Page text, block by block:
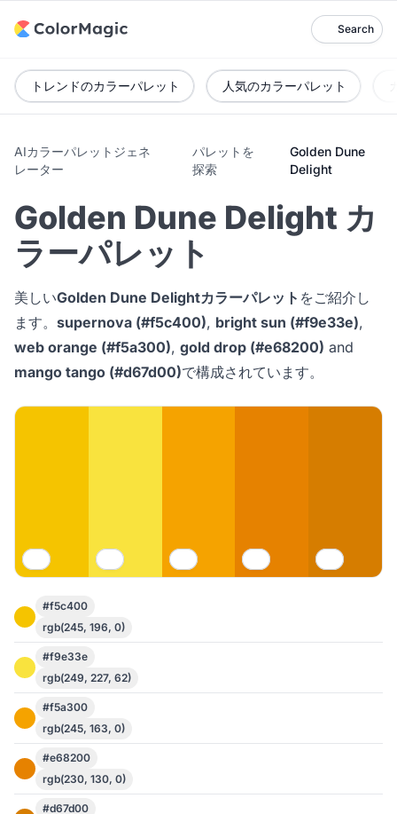
Search
トレンドのカラーパレット 人気のカラーパレット
AIカラーパレットジェネ
レーター
パレットを
探索
Golden Dune
Delight
Golden Dune Delight カ
ラーパレット
美しいGolden Dune Delightカラーパレット をご紹介し
ます。 supernova (#f5c400), bright sun (#f9e33e),
web orange (#f5a300), gold drop (#e68200) and
mango tango (#d67d00)で構成されています。
#f5c400
rgb(245, 196, 0)
#f9e33e
rgb(249, 227, 62)
#f5a300
rgb(245, 163, 0)
#e68200
rgb(230, 130, 0)
#d67d00